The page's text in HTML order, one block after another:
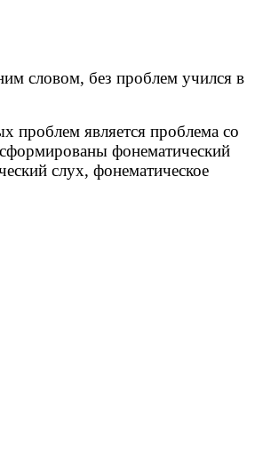
словом, без проблем учился в
проблем является проблема со
фонематический
слух, фонематическое